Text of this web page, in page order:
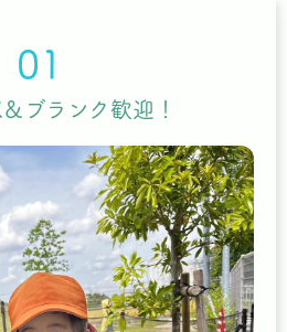
01
ブランク歓迎！